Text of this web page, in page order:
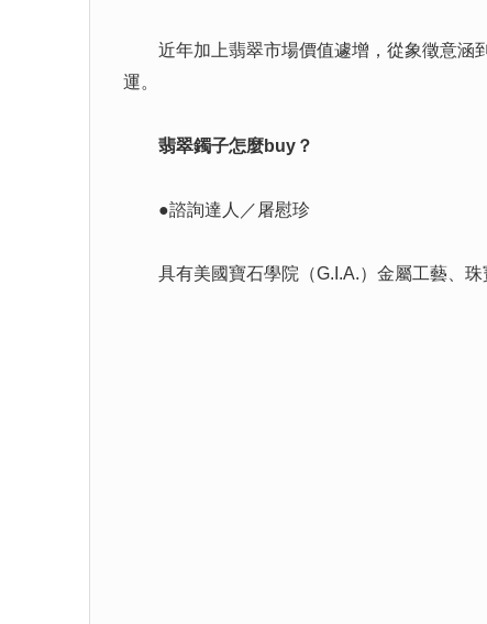
近年加上翡翠市場價值遽增，從象徵意涵到
運。
翡翠鐲子怎麼buy？
●諮詢達人／屠慰珍
具有美國寶石學院（G.I.A.）金屬工藝、珠